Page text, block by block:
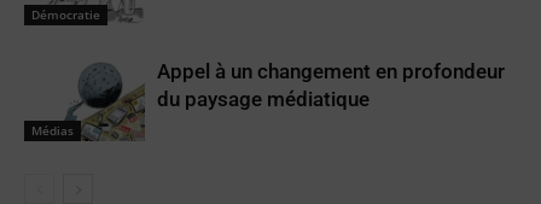
Démocratie
Médias
Appel à un changement en profondeur
du paysage médiatique